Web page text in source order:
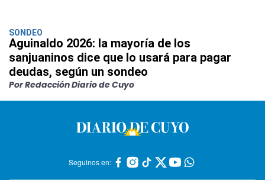
SONDEO
Aguinaldo 2026: la mayoría de los
sanjuaninos dice que lo usará para pagar
deudas, según un sondeo
Por Redacción Diario de Cuyo
Seguinos en: